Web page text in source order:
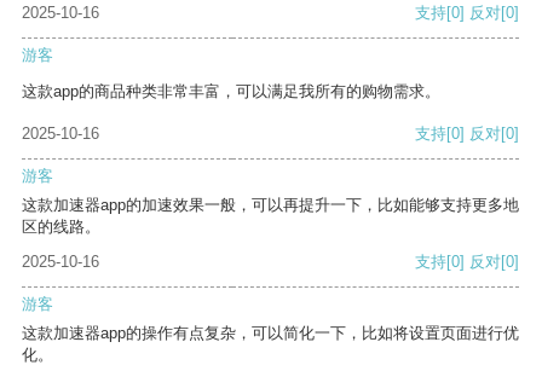
2025-10-16
支持[0] 反对[0]
游客
这款app的商品种类非常丰富，可以满足我所有的购物需求。
2025-10-16 支持[0] 反对[0]
游客
这款加速器app的加速效果一般，可以再提升一下，比如能够支持更多地
区的线路。
2025-10-16
支持[0] 反对[0]
游客
这款加速器app的操作有点复杂，可以简化一下，比如将设置页面进行优
化。